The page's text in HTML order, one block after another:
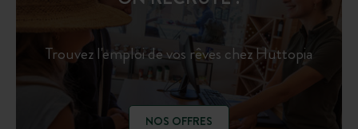
Trouvez l'emploi de vos rêves chez Huttopia
NOS OFFRES